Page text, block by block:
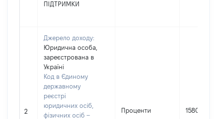
ПІДТРИМКИ
2
Джерело доходу:
Юридична особа,
зареєстрована в
Україні
Код в Єдиному
державному
реєстрі
юридичних осіб,
фізичних осіб –
Проценти 1580